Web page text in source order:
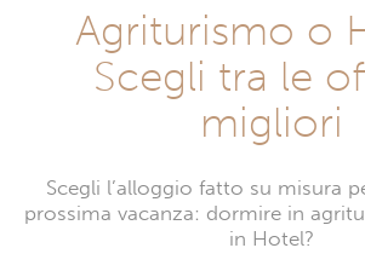
Agriturismo o
Scegli tra le
migliori
Scegli l’alloggio fatto su misura
prossima vacanza: dormire in
in Hotel?